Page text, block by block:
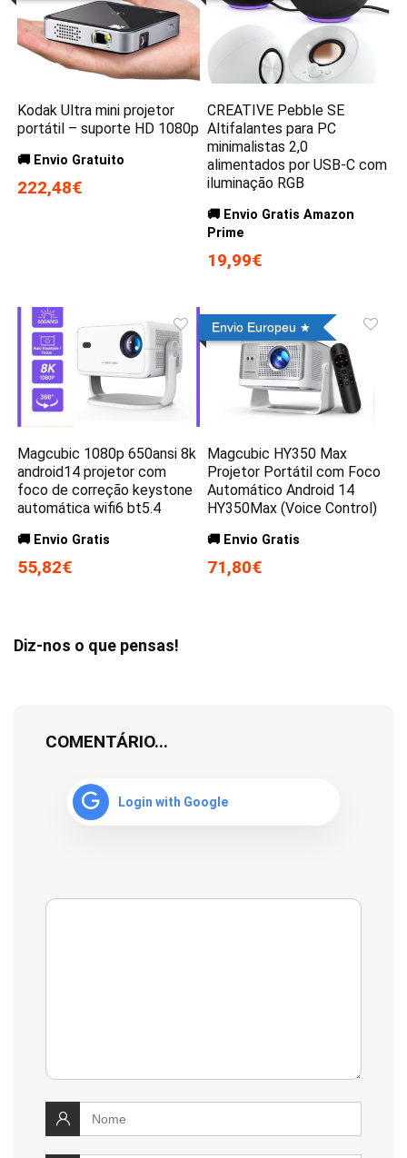
Kodak Ultra mini projetor
portátil – suporte HD 1080p
🚚 Envio Gratuito
222,48€
CREATIVE Pebble SE
Altifalantes para PC
minimalistas 2,0
alimentados por USB-C com
iluminação RGB
🚚 Envio Gratis Amazon
Prime
19,99€
Magcubic 1080p 650ansi 8k
android14 projetor com
foco de correção keystone
automática wifi6 bt5.4
🚚 Envio Gratis
55,82€
Envio Europeu
Magcubic HY350 Max
Projetor Portátil com Foco
Automático Android 14
HY350Max (Voice Control)
🚚 Envio Gratis
71,80€
Diz-nos o que pensas!
COMENTÁRIO...
Login with Google